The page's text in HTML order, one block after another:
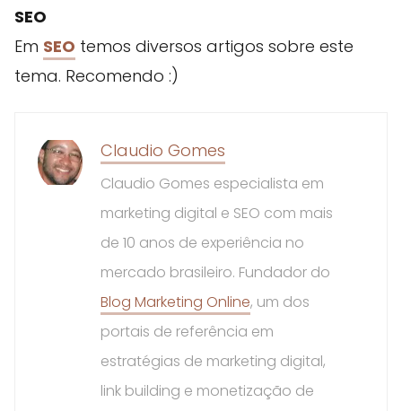
SEO
Em SEO temos diversos artigos sobre este
tema. Recomendo :)
Claudio Gomes
Claudio Gomes especialista em
marketing digital e SEO com mais
de 10 anos de experiência no
mercado brasileiro. Fundador do
Blog Marketing Online, um dos
portais de referência em
estratégias de marketing digital,
link building e monetização de